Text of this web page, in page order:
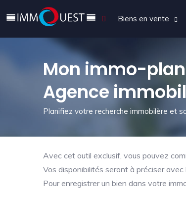
Biens en vente
Mon immo-
Agence
Planifiez votre recherche immobilère et
Avec cet outil exclusif, vous pouvez
Vos disponibilités seront à préciser
Pour enregistrer un bien dans votre